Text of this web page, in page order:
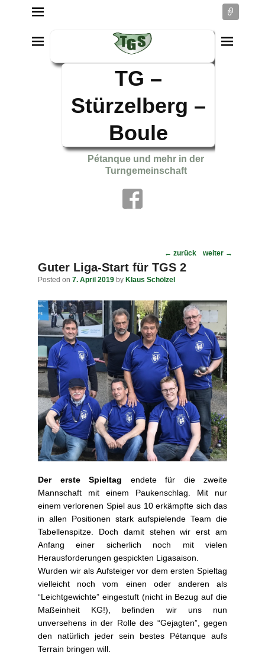
TG –
Stürzelberg –
Boule
Pétanque und mehr in der
Turngemeinschaft
Post
navigation
← zurück weiter →
Guter Liga-Start für TGS 2
Posted on 7. April 2019 by Klaus Schölzel
Der erste Spieltag endete für die zweite
Mannschaft mit einem Paukenschlag. Mit nur
einem verlorenen Spiel aus 10 erkämpfte sich das
in allen Positionen stark aufspielende Team die
Tabellenspitze. Doch damit stehen wir erst am
Anfang einer sicherlich noch mit vielen
Herausforderungen gespickten Ligasaison.
Wurden wir als Aufsteiger vor dem ersten Spieltag
vielleicht noch vom einen oder anderen als
“Leichtgewichte” eingestuft (nicht in Bezug auf die
Maßeinheit KG!), befinden wir uns nun
unversehens in der Rolle des “Gejagten”, gegen
den natürlich jeder sein bestes Pétanque aufs
Terrain bringen will.